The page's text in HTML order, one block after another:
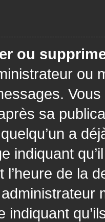
ou
ou
sa
a
indiquant
l’heure de la
indiquant